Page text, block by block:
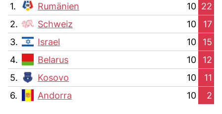
1. Rumänien 10 22
2.
Schweiz 10
17
3.
Israel 10
15
4.
Belarus 10
12
5.
Kosovo 10
11
6.
Andorra 10 2